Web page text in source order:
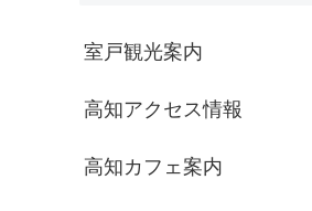
室戸観光案内
高知アクセス情報
高知カフェ案内